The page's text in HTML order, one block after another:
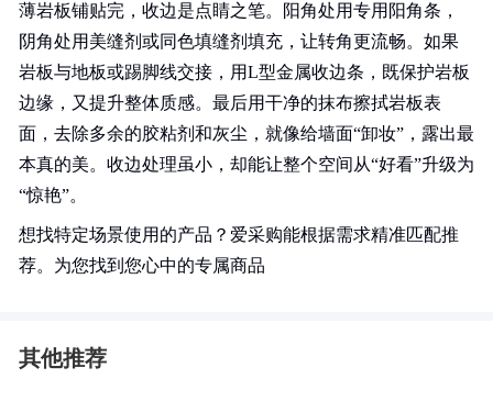
薄岩板铺贴完，收边是点睛之笔。阳角处用专用阳角条，
阴角处用美缝剂或同色填缝剂填充，让转角更流畅。如果
岩板与地板或踢脚线交接，用L型金属收边条，既保护岩板
边缘，又提升整体质感。最后用干净的抹布擦拭岩板表
面，去除多余的胶粘剂和灰尘，就像给墙面“卸妆”，露出最
本真的美。收边处理虽小，却能让整个空间从“好看”升级为
“惊艳”。
想找特定场景使用的产品？爱采购能根据需求精准匹配推
荐。为您找到您心中的专属商品
其他推荐